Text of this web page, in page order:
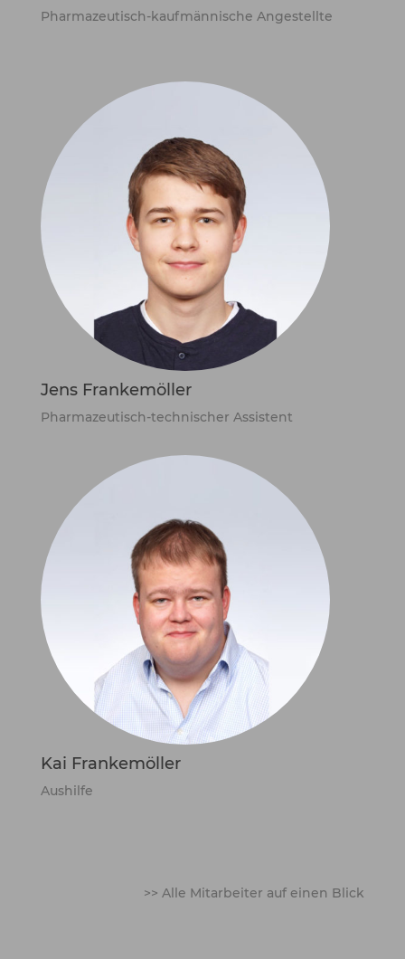
Pharmazeutisch-kaufmännische Angestellte
Jens Frankemöller
Pharmazeutisch-technischer Assistent
Kai Frankemöller
Aushilfe
>> Alle Mitarbeiter auf einen Blick